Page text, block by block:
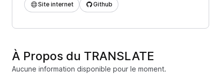
Site internet Github
À Propos du TRANSLATE
Aucune information disponible pour le moment.